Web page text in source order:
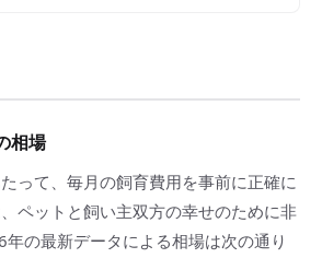
相場
って、毎月の飼育費用を事前に正確に
ペットと飼い主双方の幸せのために非
の最新データによる相場は次の通り